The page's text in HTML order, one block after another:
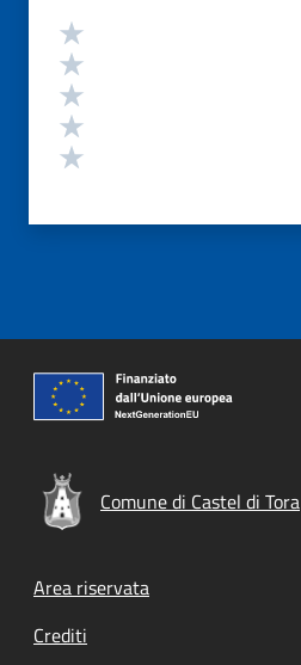
Valutazione
Comune di Castel di Tora
Footer menu
Area riservata
Crediti